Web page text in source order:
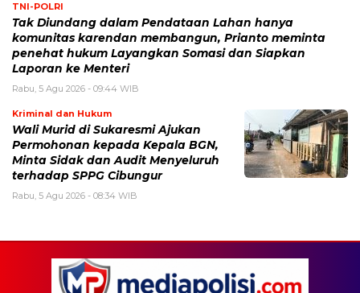
TNI-POLRI
Tak Diundang dalam Pendataan Lahan hanya
komunitas karendan membangun, Prianto meminta
penehat hukum Layangkan Somasi dan Siapkan
Laporan ke Menteri
Rabu, 5 Agu 2026 - 09:44 WIB
Kriminal dan Hukum
Wali Murid di Sukaresmi Ajukan
Permohonan kepada Kepala BGN,
Minta Sidak dan Audit Menyeluruh
terhadap SPPG Cibungur
Rabu, 5 Agu 2026 - 08:34 WIB